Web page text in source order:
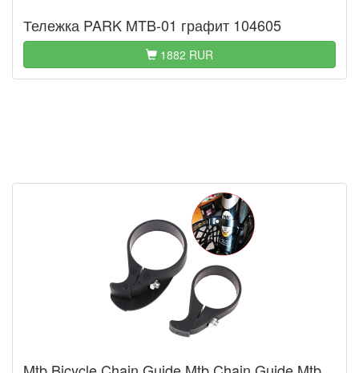
Тележка PARK MTB-01 графит 104605
1882 RUR